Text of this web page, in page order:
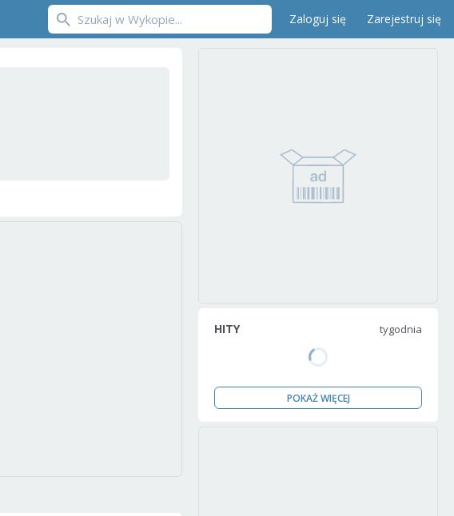
Zaloguj się Zarejestruj się
HITY tygodnia
POKAŻ WIĘCEJ